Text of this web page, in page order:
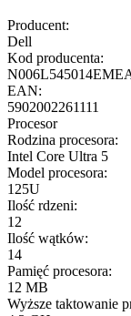
Producent:
Dell
Kod producenta:
EAN:
5902002261111
Procesor
Rodzina procesora:
Intel Core Ultra 5
Model procesora:
125U
Ilość rdzeni:
12
Ilość wątków:
14
Pamięć procesora:
12 MB
Wyższe taktowanie